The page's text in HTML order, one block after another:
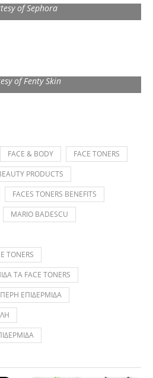
of Sephora
of Fenty Skin
FACE & BODY
FACE TONERS
PRODUCTS
FACES TONERS BENEFITS
MARIO BADESCU
TONERS
ΤΑ FACE TONERS
ΕΠΙΔΕΡΜΙΔΑ